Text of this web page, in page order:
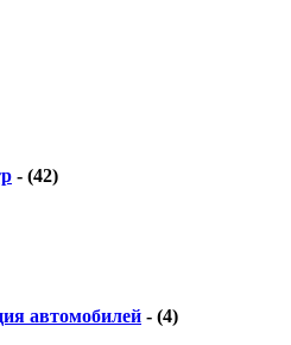
- (42)
автомобилей - (4)